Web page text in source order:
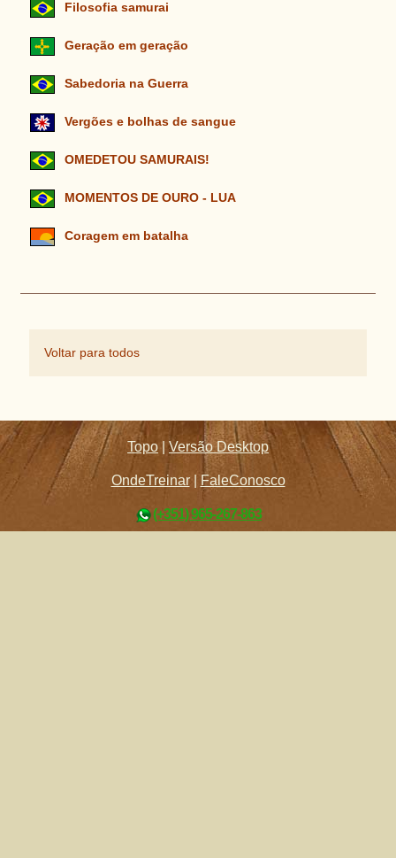
Filosofia samurai
Geração em geração
Sabedoria na Guerra
Vergões e bolhas de sangue
OMEDETOU SAMURAIS!
MOMENTOS DE OURO - LUA
Coragem em batalha
Voltar para todos
Topo |Versão Desktop
OndeTreinar| FaleConosco
(+351) 965-267-863